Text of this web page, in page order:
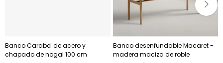
Banco Carabel de acero y
chapado de nogal 100 cm
Banco desenfundable Macaret -
madera maciza de roble